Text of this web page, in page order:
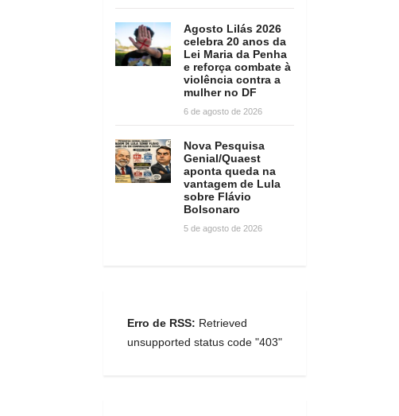
Agosto Lilás 2026
celebra 20 anos da
Lei Maria da Penha
e reforça combate à
violência contra a
mulher no DF
6 de agosto de 2026
Nova Pesquisa
Genial/Quaest
aponta queda na
vantagem de Lula
sobre Flávio
Bolsonaro
5 de agosto de 2026
Erro de RSS: Retrieved
unsupported status code "403"